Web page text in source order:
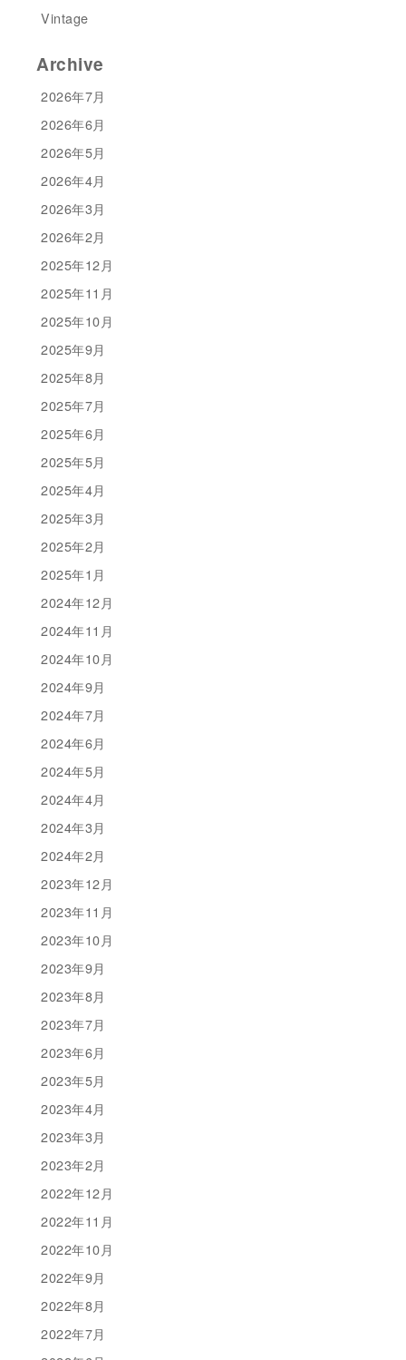
Vintage
Archive
2026年7月
2026年6月
2026年5月
2026年4月
2026年3月
2026年2月
2025年12月
2025年11月
2025年10月
2025年9月
2025年8月
2025年7月
2025年6月
2025年5月
2025年4月
2025年3月
2025年2月
2025年1月
2024年12月
2024年11月
2024年10月
2024年9月
2024年7月
2024年6月
2024年5月
2024年4月
2024年3月
2024年2月
2023年12月
2023年11月
2023年10月
2023年9月
2023年8月
2023年7月
2023年6月
2023年5月
2023年4月
2023年3月
2023年2月
2022年12月
2022年11月
2022年10月
2022年9月
2022年8月
2022年7月